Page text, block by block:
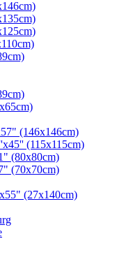
(146x146cm)
(115x115cm)
(80x80cm)
(70x70cm)
(27x140cm)